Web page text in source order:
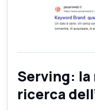
Serving: la
ricerca